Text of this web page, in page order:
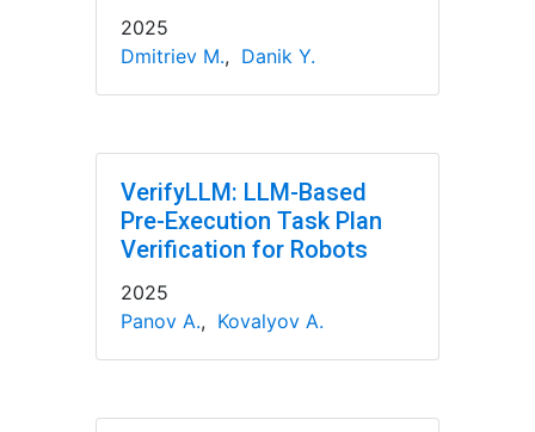
2025
Dmitriev M., Danik Y.
VerifyLLM: LLM-Based
Pre-Execution Task Plan
Verification for Robots
2025
Panov A., Kovalyov A.